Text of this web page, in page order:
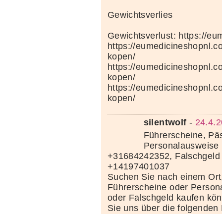
Gewichtsverlies
Gewichtsverlust: https://
https://
kopen/
https://
kopen/
https://
kopen/
silentwolf -
Führerscheine,
+31684242352,
+14197401037
Suchen Sie nach einem
Führerscheine oder
oder Falschgeld kaufen
Sie uns über die folgenden